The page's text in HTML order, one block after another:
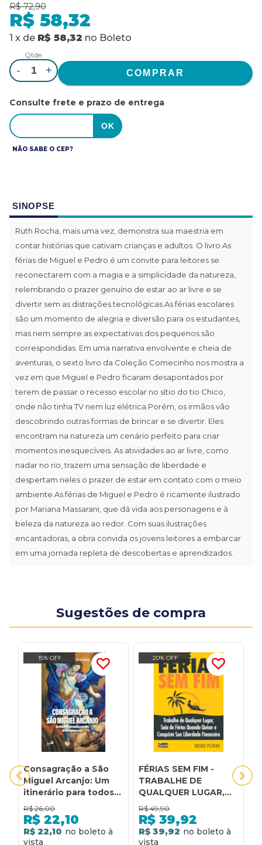
R$ 72,90
R$ 58,32
1 x de R$ 58,32 no Boleto
Qtde.
- +
Consulte frete e prazo de entrega
NÃO SABE O CEP?
SINOPSE
Ruth Rocha, mais uma vez, demonstra sua maestria em
contar histórias que cativam crianças e adultos. O livro As
férias de Miguel e Pedro é um convite para leitores se
reconectarem com a magia e a simplicidade da natureza,
relembrando o prazer genuíno de estar ao ar livre e se
divertir sem as distrações tecnológicas.As férias escolares
são um momento de alegria e diversão para os estudantes,
mas nem sempre as expectativas dos pequenos são
correspondidas. Em uma narrativa envolvente e cheia de
aventuras, o sexto livro da Coleção Comecinho nos mostra a
vez em que Miguel e Pedro ficaram desapontados por
terem de passar o recesso escolar no sítio do tio Chico,
onde não tinha TV nem luz elétrica.Porém, os irmãos vão
descobrindo outras formas de brincar e se divertir. Eles
encontram na natureza um cenário perfeito para criar
momentos inesquecíveis. As atividades ao ar livre, como
nadar no rio, trazem uma sensação de liberdade e
despertam neles o prazer de estar em contato com o meio
ambiente.As férias de Miguel e Pedro é ricamente ilustrado
por Mariana Massarani, que dá vida aos personagens e à
beleza da natureza ao redor. Com suas ilustrações
encantadoras, a obra convida os jovens leitores a embarcar
em uma jornada repleta de descobertas e aprendizados.
Sugestões de compra
15% OFF
Consagração a São
Miguel Arcanjo: Um
itinerário para todos
os devotos de São
Miguel Arcanjo
R$ 26,00
R$ 22,10
R$ 22,10
20% OFF
FÉRIAS SEM FIM -
TRABALHE DE
QUALQUER LUGAR,
SAIA DE FÉRIAS
QUANDO QUISER E
CONQUISTE SUA
LIBERDADE
R$ 49,90
R$ 39,92
R$ 39,92